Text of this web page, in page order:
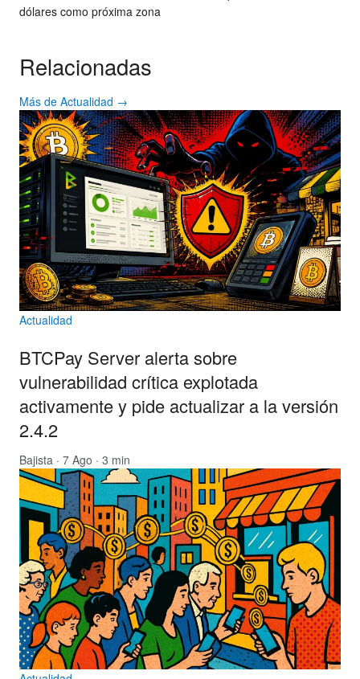
dólares como próxima zona
Relacionadas
Más de Actualidad →
Actualidad
BTCPay Server alerta sobre
vulnerabilidad crítica explotada
activamente y pide actualizar a la versión
2.4.2
Bajista · 7 Ago · 3 min